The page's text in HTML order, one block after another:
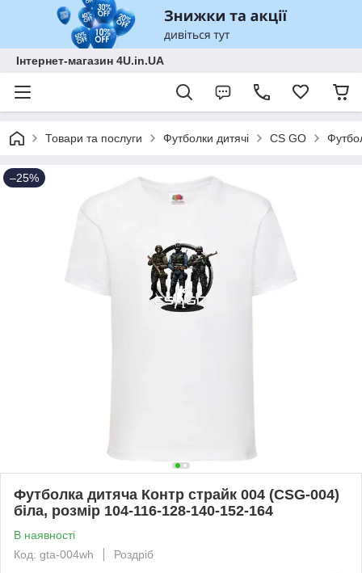
Інтернет-магазин 4U.in.UA
Товари та послуги Футболки дитячі CS GO
–25%
Футболка дитяча Контр страйк 004 (CSG-004)
біла, розмір 104-116-128-140-152-164
В наявності
Код: gta-004wh
Роздріб